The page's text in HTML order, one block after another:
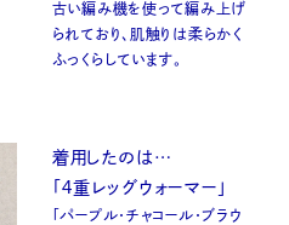
古い編み機を使って編み上げ
られており、肌触りは柔らかく
ふっくらしています。
着用したのは…
「４重レッグウォーマー」
「パープル・チャコール・ブラウ